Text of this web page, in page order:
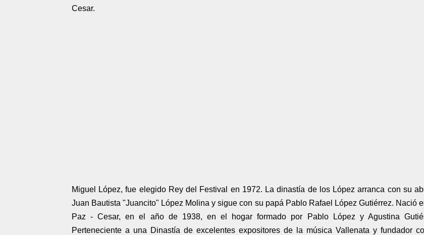
Cesar.
Miguel López, fue elegido Rey del Festival en 1972. La dinastía de los López arranca con su
Juan Bautista "Juancito" López Molina y sigue con su papá Pablo Rafael López Gutiérrez. Nació
Paz - Cesar, en el año de 1938, en el hogar formado por Pablo López y Agustina
Perteneciente a una Dinastía de excelentes expositores de la música Vallenata y fundador